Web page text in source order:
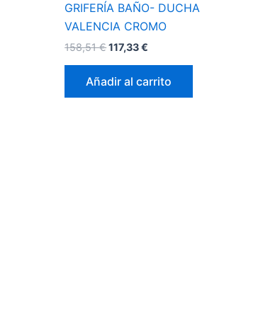
GRIFERÍA BAÑO- DUCHA
VALENCIA CROMO
158,51€117,33€
Añadir al carrito